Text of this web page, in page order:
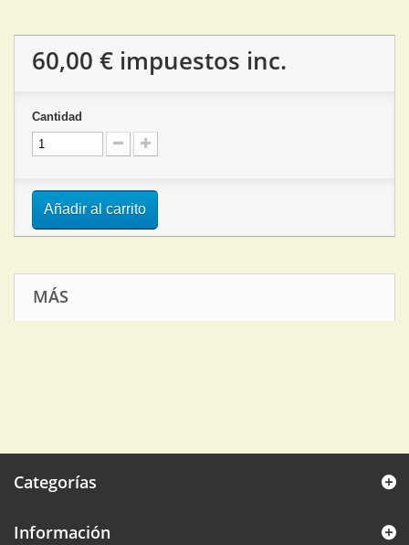
60,00 € impuestos inc.
Cantidad
Añadir al carrito
MÁS
Categorías
Información